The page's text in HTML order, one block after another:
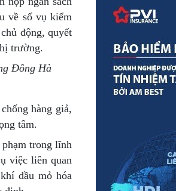
về số vụ kiểm
động, quyết
trường.
Đông Hà
hàng giả,
tâm.
trong lĩnh
việc liên quan
dầu mỏ hóa